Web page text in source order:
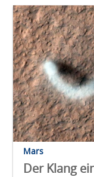
Mars
Der Klang